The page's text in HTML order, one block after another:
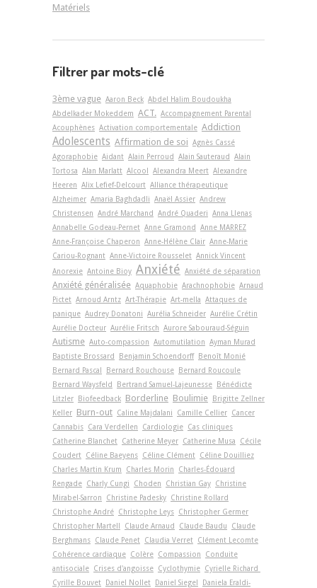
Matériels
Filtrer par mots-clé
3ème vague Aaron Beck Abdel Halim Boudoukha
Abdelkader Mokeddem ACT. Accompagnement Parental
Acouphènes Activation comportementale Addiction
Adolescents Affirmation de soi Agnès Cassé
Agoraphobie Aidant Alain Perroud Alain Sauteraud
Alain
Tortosa Alan Marlatt Alcool Alexandra Meert Alexandre
Heeren Alix Lefief-Delcourt Alliance thérapeutique
Alzheimer Amaria Baghdadli Anaël Assier Andrew
Christensen André Marchand André Quaderi Anna Llenas
Annabelle Godeau-Pernet Anne Gramond
Anne MARREZ
Anne-Françoise Chaperon Anne-Hélène Clair Anne-Marie
Cariou-Rognant Anne-Victoire Rousselet Annick Vincent
Anorexie Antoine Bioy Anxiété Anxiété de séparation
Anxiété généralisée Aquaphobie Arachnophobie Arnaud
Pictet Arnoud Arntz Art-Thérapie Art-­mella Attaques de
panique Audrey Donatoni Aurélia Schneider Aurélie Crétin
Aurélie Docteur Aurélie Fritsch Aurore Sabouraud-Séguin
Autisme Auto-compassion Automutilation Ayman Murad
Baptiste Brossard
Benjamin Schoendorff
Benoît Monié
Bernard Pascal
Bernard Rouchouse
Bernard Roucoule
Bernard Waysfeld
Bertrand Samuel-Lajeunesse
Bénédicte
Litzler
Biofeedback Borderline Boulimie
Brigitte Zellner
Keller Burn-out Caline Majdalani Camille Cellier Cancer
Cannabis Cara Verdellen Cardiologie Cas cliniques
Catherine Blanchet Catherine Meyer Catherine Musa
Cécile
Coudert Céline Baeyens Céline Clément Céline Douilliez
Charles Martin Krum
Charles Morin
Charles-Édouard
Rengade Charly Cungi Choden Christian Gay Christine
Mirabel-Sarron
Christine Padesky Christine Rollard
Christophe André Christophe Leys Christopher Germer
Christopher Martell
Claude Arnaud Claude Baudu
Claude
Berghmans Claude Penet Claudia Verret Clément Lecomte
Cohérence cardiaque Colère Compassion
Conduite
antisociale Crises d'angoisse Cyclothymie Cyrielle Richard
Cyrille Bouvet
Daniel Nollet Daniel Siegel
Daniela Eraldi-